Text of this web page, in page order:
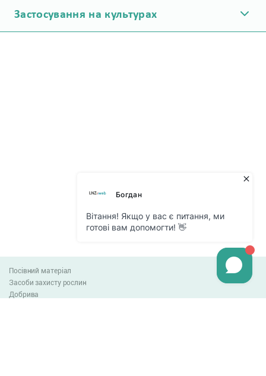
Застосування на культурах
Посівний матеріал
Засоби захисту рослин
Добрива